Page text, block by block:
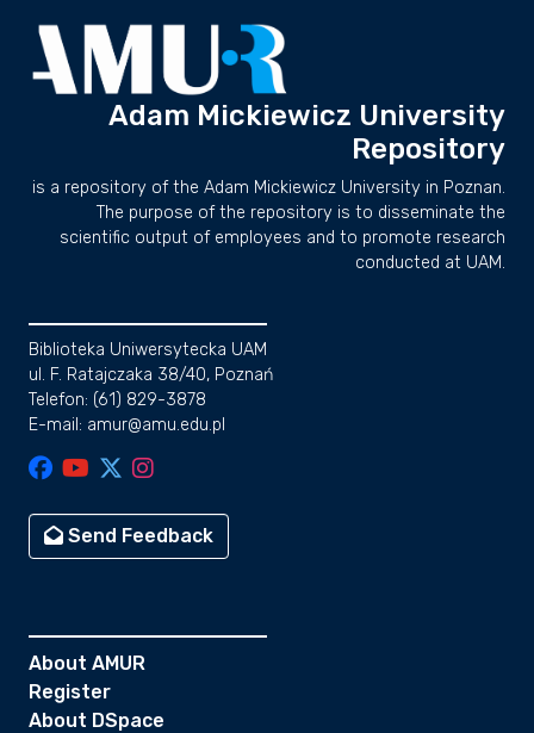
Adam Mickiewicz University
Repository
is a repository of the Adam Mickiewicz University in Poznan.
The purpose of the repository is to disseminate the
scientific output of employees and to promote research
conducted at UAM.
Biblioteka Uniwersytecka UAM
ul. F. Ratajczaka 38/40, Poznań
Telefon: (61) 829-3878
E-mail: amur@amu.edu.pl
Send Feedback
About AMUR
Register
About DSpace